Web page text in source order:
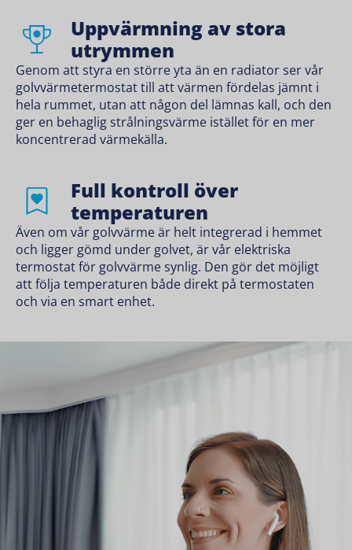
Uppvärmning av stora
utrymmen
Genom att styra en större yta än en radiator ser vår
golvvärmetermostat till att värmen fördelas jämnt i
hela rummet, utan att någon del lämnas kall, och den
ger en behaglig strålningsvärme istället för en mer
koncentrerad värmekälla.
Full kontroll över
temperaturen
Även om vår golvvärme är helt integrerad i hemmet
och ligger gömd under golvet, är vår elektriska
termostat för golvvärme synlig. Den gör det möjligt
att följa temperaturen både direkt på termostaten
och via en smart enhet.